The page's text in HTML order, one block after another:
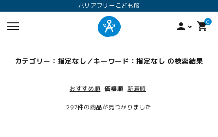
バリアフリーこども服
person 0
shopping_cart
カテゴリー：指定なし／キーワード：指定なし の検索結果
おすすめ順 価格順 新着順
297件の商品が見つかりました